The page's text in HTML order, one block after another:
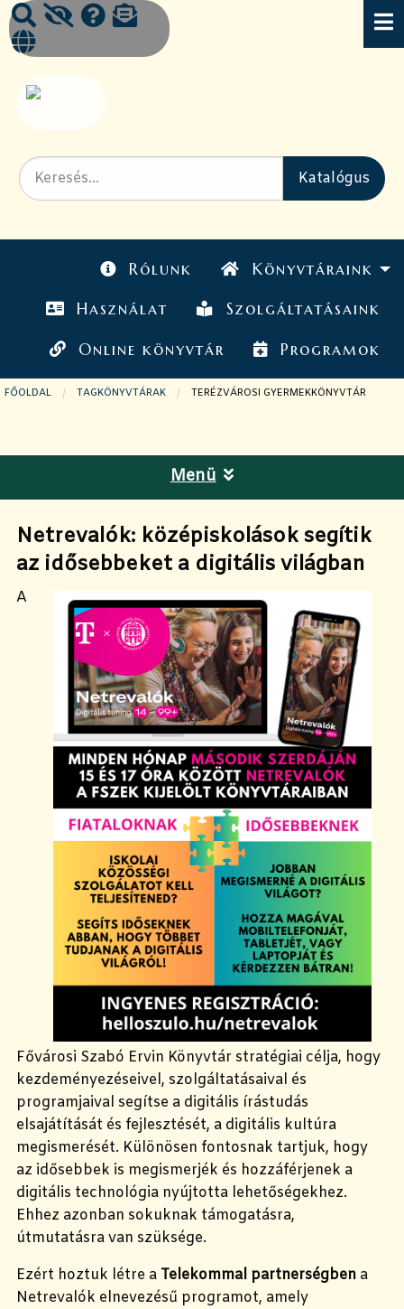
Rólunk Könyvtáraink
Használat Szolgáltatásaink
Online könyvtár Programok
FŐOLDAL TAGKÖNYVTÁRAK JELENLEGI OLDAL:
TERÉZVÁROSI GYERMEKKÖNYVTÁR
Menü
Netrevalók: középiskolások segítik
az idősebbeket a digitális világban
A
Fővárosi Szabó Ervin Könyvtár stratégiai célja, hogy
kezdeményezéseivel, szolgáltatásaival és
programjaival segítse a digitális írástudás
elsajátítását és fejlesztését, a digitális kultúra
megismerését. Különösen fontosnak tartjuk, hogy
az idősebbek is megismerjék és hozzáférjenek a
digitális technológia nyújtotta lehetőségekhez.
Ehhez azonban sokuknak támogatásra,
útmutatásra van szüksége.
Ezért hoztuk létre a Telekommal partnerségben a
Netrevalók elnevezésű programot, amely